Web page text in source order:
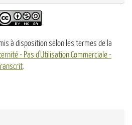
à disposition selon les termes de la
- Pas d'Utilisation Commerciale -